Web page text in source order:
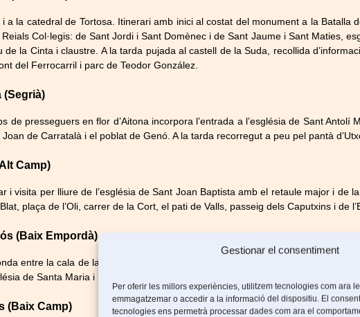
Gestionar el consentiment
Per oferir les millors experiències, utilitzem tecnologies com ara
emmagatzemar o accedir a la informació del dispositiu. El
tecnologies ens permetrà processar dades com ara el
a la catedral de Tortosa. Itinerari amb inici al costat del monument a la Batalla
Col·legis: de Sant Jordi i Sant Domènec i de Sant Jaume i Sant Maties,
la Cinta i claustre. A la tarda pujada al castell de la Suda, recollida
del Ferrocarril i parc de Teodor González.
(Segrià)
de presseguers en flor d’Aitona incorpora l’entrada a l’església de Sant
Joan de Carratalà i el poblat de Genó. A la tarda recorregut a peu pel pantà
Camp)
i visita per lliure de l’església de Sant Joan Baptista amb el retaule major i
plaça de l’Oli, carrer de la Cort, el pati de Valls, passeig dels Caputxins i de
(Baix Empordà)
entre la cala de la Fosca i la platja de Castell: cala S’Alguer, poblat ibèric
de Santa Maria i passeig del Mar.
(Baix Camp)